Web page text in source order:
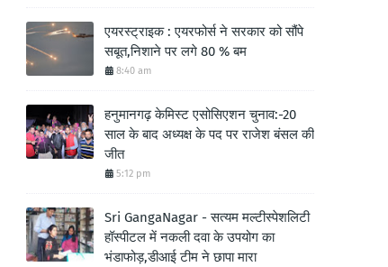
एयरस्ट्राइक : एयरफोर्स ने सरकार को सौंपे
सबूत,निशाने पर लगे 80 % बम
8:40 am
हनुमानगढ़ केमिस्ट एसोसिएशन चुनाव:-20
साल के बाद अध्यक्ष के पद पर राजेश बंसल की
जीत
5:12 pm
Sri GangaNagar - सत्यम मल्टीस्पेशलिटी
हॉस्पीटल में नकली दवा के उपयोग का
भंडाफोड़,डीआई टीम ने छापा मारा